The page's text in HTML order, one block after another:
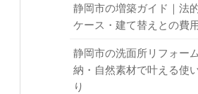
静岡市の増築ガイド｜法
ケース・建て替えとの費
静岡市の洗面所リフォー
納・自然素材で叶える使
り